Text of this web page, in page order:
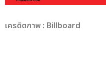
เครดิตภาพ : Billboard